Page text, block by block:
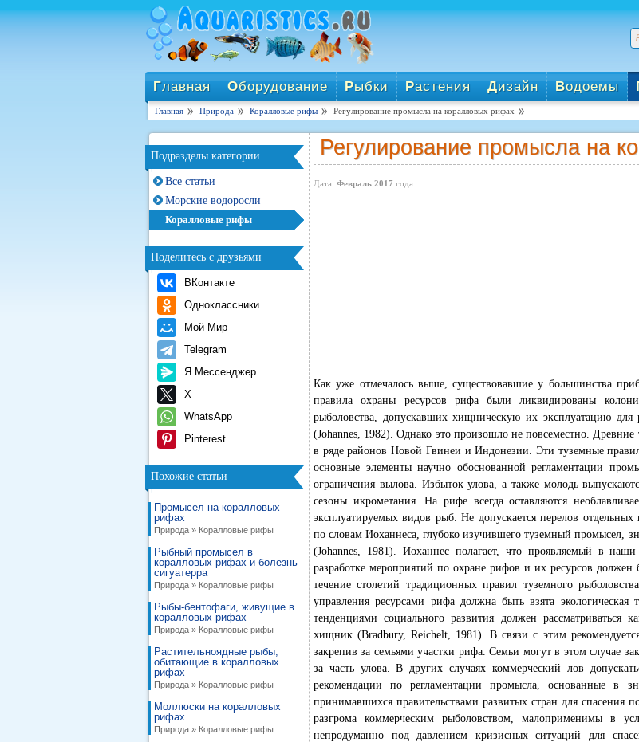
Главная Оборудование Рыбки Растения Дизайн Водоемы
Главная Природа Коралловые рифы Регулирование промысла на коралловых рифах
Подразделы категории
Все статьи
Морские водоросли
Коралловые рифы
Поделитесь с друзьями
ВКонтакте
Одноклассники
Мой Мир
Telegram
Я.Мессенджер
X
WhatsApp
Pinterest
Похожие статьи
Промысел на коралловых
рифах
Природа » Коралловые рифы
Рыбный промысел в
коралловых рифах и болезнь
сигуатерра
Природа » Коралловые рифы
Рыбы-бентофаги, живущие в
коралловых рифах
Природа » Коралловые рифы
Растительноядные рыбы,
обитающие в коралловых
рифах
Природа » Коралловые рифы
Моллюски на коралловых
рифах
Природа » Коралловые рифы
Регулирование промысла на
Дата: Февраль 2017 года
Как уже отмечалось выше, существовавшие у большинства
правила охраны ресурсов рифа были ликвидированы
рыболовства, допускавших хищническую их эксплуатацию
(Johannes, 1982). Однако это произошло не повсеместно.
в ряде районов Новой Гвинеи и Индонезии. Эти туземные
основные элементы научно обоснованной регламентации
ограничения вылова. Избыток улова, а также молодь
сезоны икрометания. На рифе всегда оставляются
эксплуатируемых видов рыб. Не допускается перелов
по словам Иоханнеса, глубоко изучившего туземный промысел,
(Johannes, 1981). Иоханнес полагает, что проявляемый в
разработке мероприятий по охране рифов и их ресурсов
течение столетий традиционных правил туземного
управления ресурсами рифа должна быть взята
тенденциями социального развития должен
хищник (Bradbury, Reichelt, 1981). В связи с этим
закрепив за семьями участки рифа. Семьи могут в этом случае
за часть улова. В других случаях коммерческий лов
рекомендации по регламентации промысла, основанные в
принимавшихся правительствами развитых стран для спасения
разгрома коммерческим рыболовством, малоприменимы в
непродуманно под давлением кризисных ситуаций для